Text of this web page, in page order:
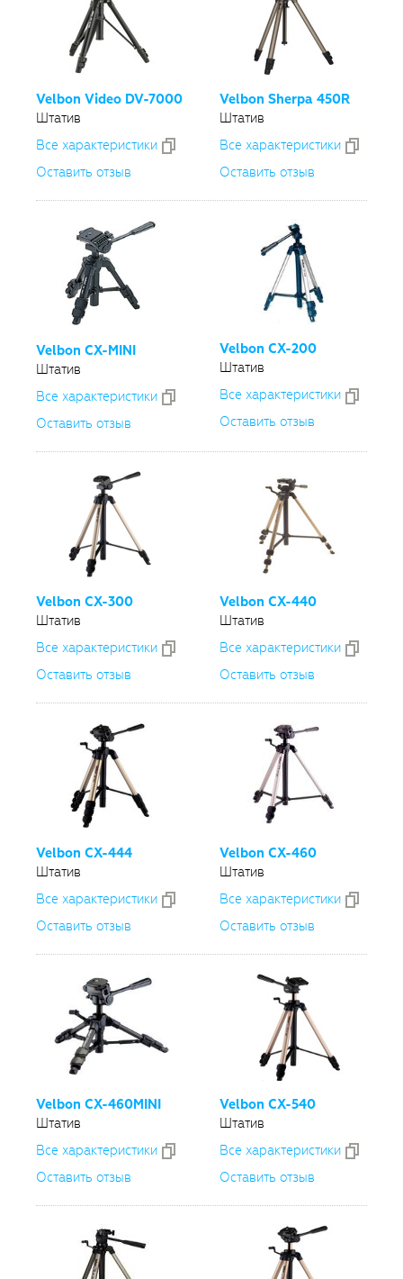
Velbon Video DV-7000
Штатив
Все xарактеристики
Оставить отзыв
Velbon Sherpa 450R
Штатив
Все xарактеристики
Оставить отзыв
Velbon CX-MINI
Штатив
Все xарактеристики
Оставить отзыв
Velbon CX-200
Штатив
Все xарактеристики
Оставить отзыв
Velbon CX-300
Штатив
Все xарактеристики
Оставить отзыв
Velbon CX-440
Штатив
Все xарактеристики
Оставить отзыв
Velbon CX-444
Штатив
Все xарактеристики
Оставить отзыв
Velbon CX-460
Штатив
Все xарактеристики
Оставить отзыв
Velbon CX-460MINI
Штатив
Все xарактеристики
Оставить отзыв
Velbon CX-540
Штатив
Все xарактеристики
Оставить отзыв